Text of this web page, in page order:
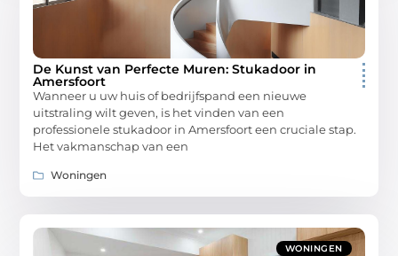
De Kunst van Perfecte Muren: Stukadoor in
Amersfoort
Wanneer u uw huis of bedrijfspand een nieuwe
uitstraling wilt geven, is het vinden van een
professionele stukadoor in Amersfoort een cruciale stap.
Het vakmanschap van een
Woningen
WONINGEN